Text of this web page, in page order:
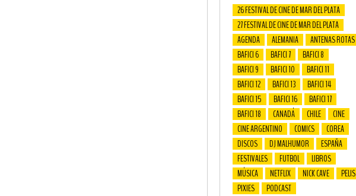
26 FESTIVAL DE CINE DE MAR DEL PLATA
27 FESTIVAL DE CINE DE MAR DEL PLATA
AGENDA
ALEMANIA
ANTENAS ROTAS
BAFICI 6
BAFICI 7
BAFICI 8
BAFICI 9
BAFICI 10
BAFICI 11
BAFICI 12
BAFICI 13
BAFICI 14
BAFICI 15
BAFICI 16
BAFICI 17
BAFICI 18
CANADÁ CHILE
CINE
CINE ARGENTINO
COMICS
COREA
DISCOS
DJ MALHUMOR
ESPAÑA
FESTIVALES
FUTBOL
LIBROS
MÚSICA
NETFLIX NICK CAVE
PELIS
PIXIES
PODCAST